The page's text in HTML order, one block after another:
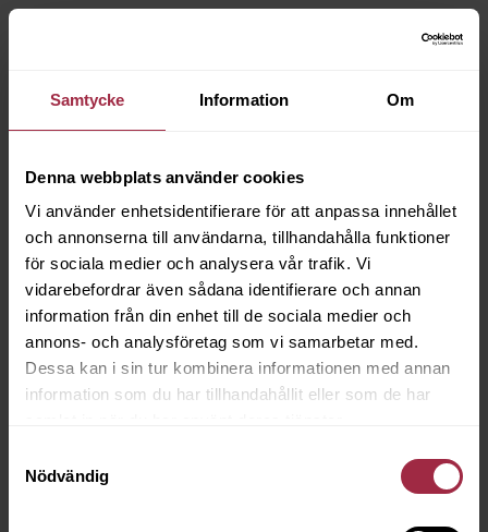
Samtycke Information Om
Denna webbplats använder cookies
Vi använder enhetsidentifierare för att anpassa innehållet
och annonserna till användarna, tillhandahålla funktioner
för sociala medier och analysera vår trafik. Vi
vidarebefordrar även sådana identifierare och annan
information från din enhet till de sociala medier och
annons- och analysföretag som vi samarbetar med.
Dessa kan i sin tur kombinera informationen med annan
information som du har tillhandahållit eller som de har
Nödvändig